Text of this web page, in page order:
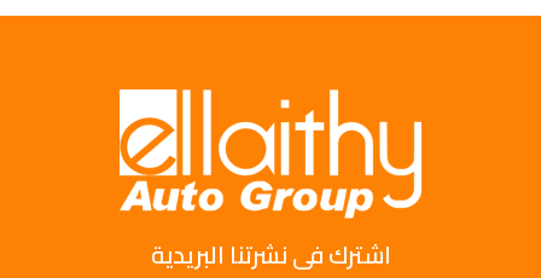
اشترك فى نشرتنا البريدية